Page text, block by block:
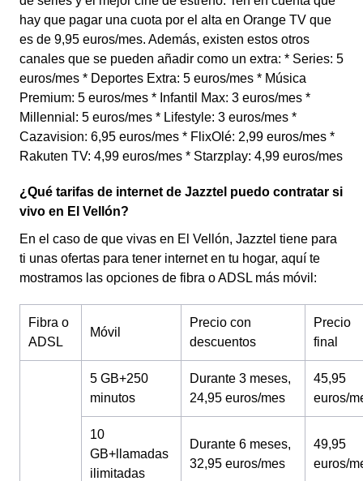
hay que pagar una cuota por el alta en Orange TV que
es de 9,95 euros/mes. Además, existen estos otros
canales que se pueden añadir como un extra: * Series: 5
euros/mes * Deportes Extra: 5 euros/mes * Música
Premium: 5 euros/mes * Infantil Max: 3 euros/mes *
Millennial: 5 euros/mes * Lifestyle: 3 euros/mes *
Cazavision: 6,95 euros/mes * FlixOlé: 2,99 euros/mes *
Rakuten TV: 4,99 euros/mes * Starzplay: 4,99 euros/mes
¿Qué tarifas de internet de Jazztel puedo contratar si
vivo en El Vellón?
En el caso de que vivas en El Vellón, Jazztel tiene para
ti unas ofertas para tener internet en tu hogar, aquí te
mostramos las opciones de fibra o ADSL más móvil:
Fibra o
ADSL
Móvil
Precio con
descuentos
Precio
final
5 GB+250
minutos
Durante 3 meses,
24,95 euros/mes
45,95
euros/
10
GB+llamadas
ilimitadas
Durante 6 meses,
32,95 euros/mes
49,95
euros/